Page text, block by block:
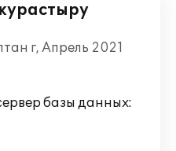
г, Апрель 2021
базы данных: